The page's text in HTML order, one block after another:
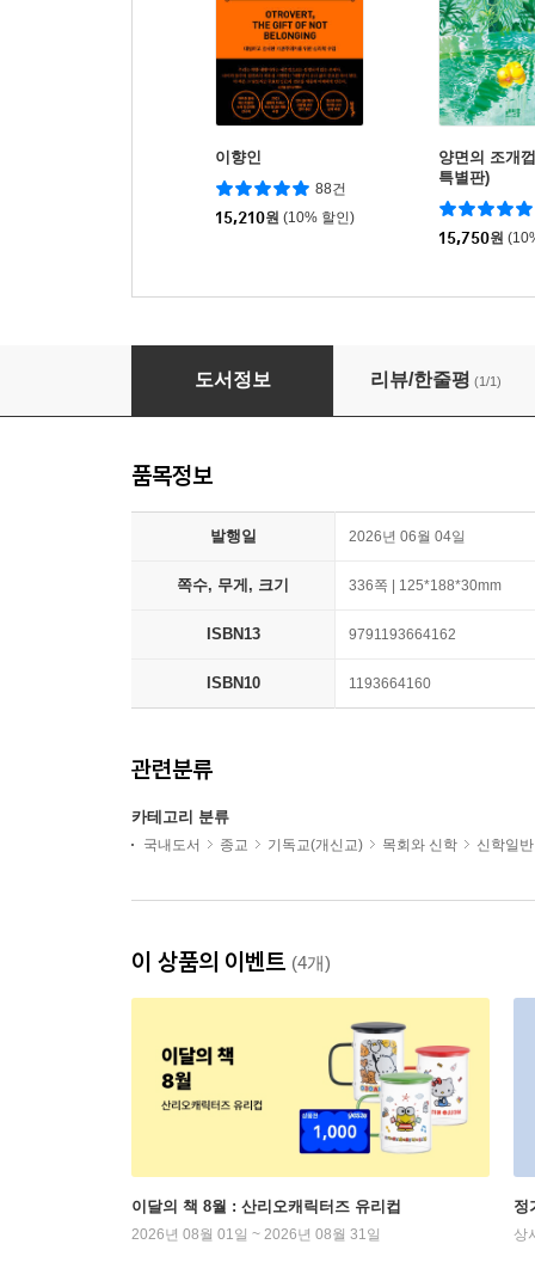
이향인
88건
15,210원 (10% 할인)
양면의 조개
특별판)
15,750원
모든 이야기의 시작
도서정보 리뷰/한줄평 (1/1)
품목정보
발행일 2026년 06월 04일
쪽수, 무게, 크기 336쪽 | 125*188*30mm
ISBN13 9791193664162
ISBN10 1193664160
관련분류
카테고리 분류
국내도서 종교 기독교(개신교) 목회와 신학 신학일반
이 상품의 이벤트 (4개)
이달의 책 8월 : 산리오캐릭터즈 유리컵
2026년 08월 01일 ~ 2026년 08월 31일
정
상